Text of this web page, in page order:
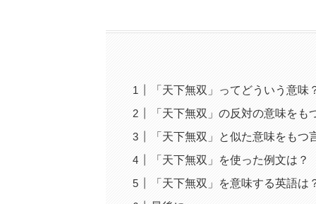
「天下無双」ってどういう意味
「天下無双」の反対の意味をも
「天下無双」と似た意味をもつ
「天下無双」を使った例文は？
「天下無双」を意味する英語は